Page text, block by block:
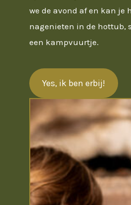
we de avond af en kan je
nagenieten in de hottub,
een kampvuurtje.
Yes, ik ben erbij!